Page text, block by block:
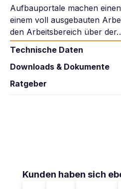
Aufbauportale machen
einem voll ausgebauten
den Arbeitsbereich über
Technische Daten
Downloads & Dokumente
Ratgeber
Produktgalerie überspringen
Kunden haben sich